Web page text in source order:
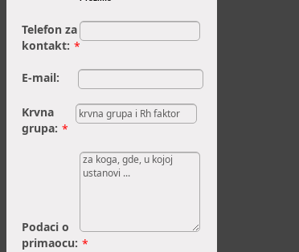
Telefon za
kontakt: *
E-mail:
Krvna
grupa: *
Podaci o
primaocu: *